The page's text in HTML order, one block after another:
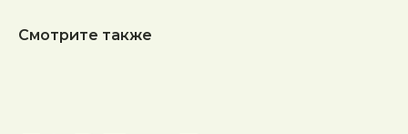
Смотрите также